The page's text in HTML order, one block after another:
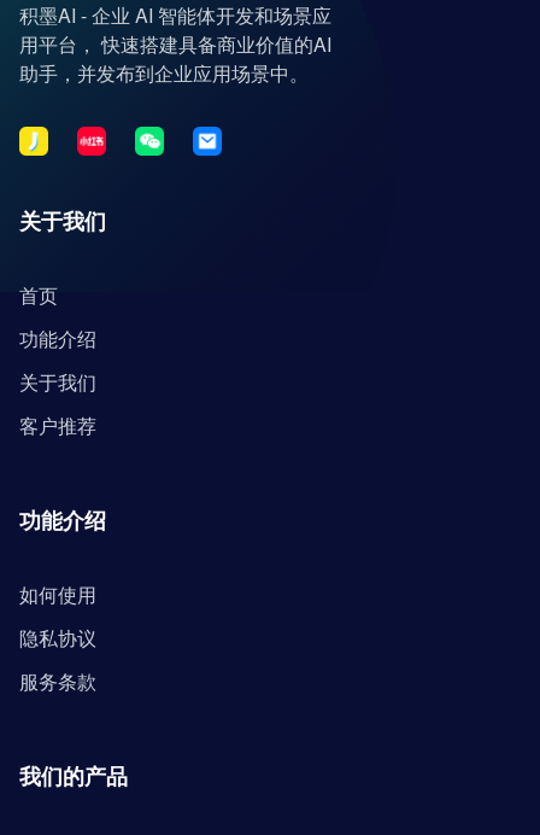
积墨AI - 企业 AI 智能体开发和场景应
用平台， 快速搭建具备商业价值的AI
助手，并发布到企业应用场景中。
关于我们
首页
功能介绍
关于我们
客户推荐
功能介绍
如何使用
隐私协议
服务条款
我们的产品